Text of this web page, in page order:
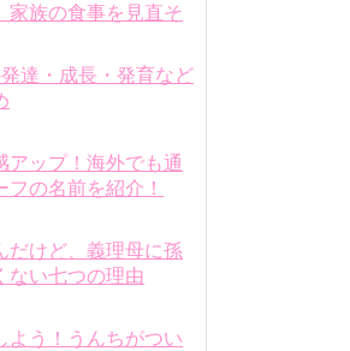
家族の食事を見直そ
達・成長・発育など
アップ！海外でも通
フの名前を紹介！
だけど、義理母に孫
ない七つの理由
よう！うんちがつい